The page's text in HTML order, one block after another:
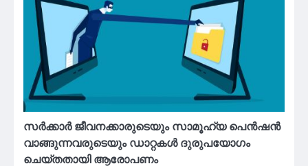
സർക്കാർ ജീവനക്കാരുടെയും സാമൂഹ്യ പെൻഷൻ
വാങ്ങുന്നവരുടെയും ഡാറ്റകൾ ദുരുപയോഗം
ചെയ്തതായി ആരോപണം